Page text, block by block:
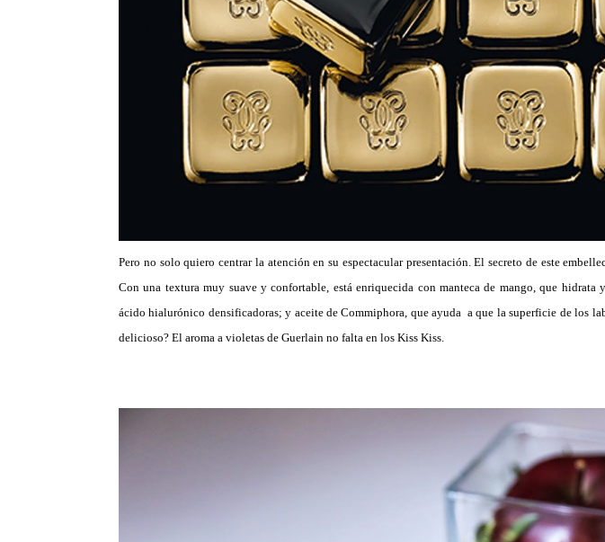
Pero no solo quiero centrar la atención en su espectacular presentación. El secreto de este
Con una textura muy suave y confortable, está enriquecida con manteca de mango, que hidrata
ácido hialurónico densificadoras; y aceite de Commiphora, que ayuda a que la superficie de los
delicioso? El aroma a violetas de Guerlain no falta en los Kiss Kiss.